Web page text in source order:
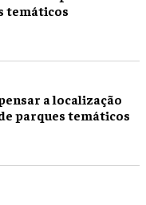
temáticos
a localização
parques temáticos